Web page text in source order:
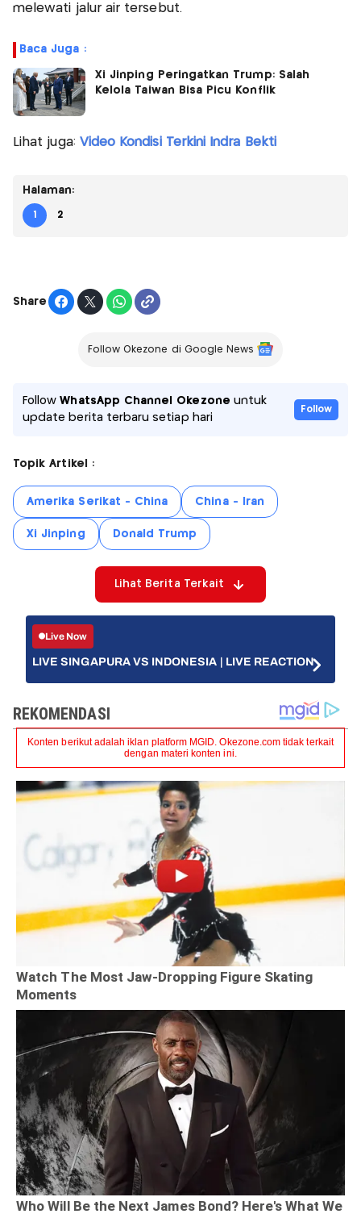
melewati jalur air tersebut.
Baca Juga :
Xi Jinping Peringatkan Trump: Salah
Kelola Taiwan Bisa Picu Konflik
Lihat juga: Video Kondisi Terkini Indra Bekti
Halaman:
1 2
Share
Follow Okezone di Google News
FollowWhatsApp Channel Okezone untuk
update berita terbaru setiap hari
Follow
Topik Artikel :
Amerika Serikat - China China - Iran
Xi Jinping Donald Trump
Lihat Berita Terkait
Live Now
LIVE SINGAPURA VS INDONESIA | LIVE REACTION